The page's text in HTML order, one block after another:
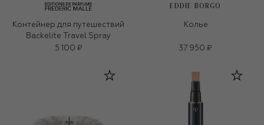
Контейнер для путешествий
Backelite Travel Spray
5 100 ₽
EDDIE BORGO
Колье
37 950 ₽